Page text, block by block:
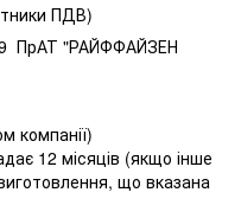
ПДВ)
ПрАТ "РАЙФФАЙЗЕН
компанії)
12 місяців (якщо інше
що вказана